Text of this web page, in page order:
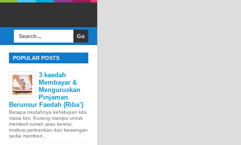
POPULAR POSTS
3 kaedah
Membayar &
Menguruskan
Pinjaman
Berunsur Faedah (Riba’)
Betapa mudahnya kehidupan kita
masa kini. Kurang mampu untuk
membeli rumah atau kereta,
institusi perbankan dan kewangan
sedia memberi...